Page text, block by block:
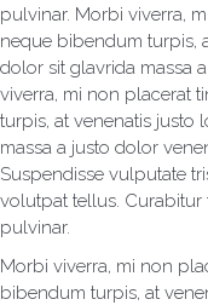
pulvinar. Morbi viverra,
neque bibendum turpis,
dolor sit glavrida massa
viverra, mi non placerat
turpis, at venenatis justo
massa a justo dolor
Suspendisse vulputate
volutpat tellus. Curabitur
pulvinar.
Morbi viverra, mi non
bibendum turpis, at